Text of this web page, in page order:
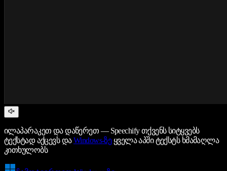
ილაპარაკეთ და დაწერეთ — Speechify თქვენს სიტყვებს
ტექსტად აქცევს დაWindows-ზეყველა აპში ტექსტს ხმამაღლა
კითხულობს